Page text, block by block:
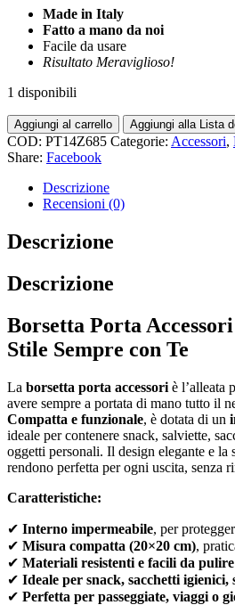
Made in Italy
Fatto a mano da noi
Facile da usare
Risultato Meraviglioso!
1 disponibili
Aggiungi al carrello Aggiungi alla Lista
COD: PT14Z685 Categorie: Accessori,
Share: Facebook
Descrizione
Recensioni (0)
Descrizione
Descrizione
Borsetta Porta
Stile Sempre con Te
La borsetta porta accessori è l’alleata
avere sempre a portata di mano tutto il
Compatta e funzionale, è dotata di un
ideale per contenere snack, salviette,
oggetti personali. Il design elegante e la
rendono perfetta per ogni uscita, senza
Caratteristiche:
✔ Interno impermeabile, per
✔ Misura compatta (20×20 cm),
✔ Materiali resistenti e facili da pulire
✔ Ideale per snack, sacchetti igienici,
✔ Perfetta per passeggiate, viaggi o